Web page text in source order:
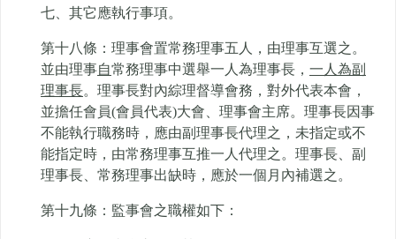
七、其它應執行事項。
第十八條：理事會置常務理事五人，由理事互選之。
並由理事自常務理事中選舉一人為理事長， 一人為副
理事長。理事長對內綜理督導會務，對外代表本會，
並擔任會員(會員代表)大會、理事會主席。理事長因事
不能執行職務時，應由副理事長代理之，未指定或不
能指定時，由常務理事互推一人代理之。理事長、副
理事長、常務理事出缺時，應於一個月內補選之。
第十九條：監事會之職權如下：